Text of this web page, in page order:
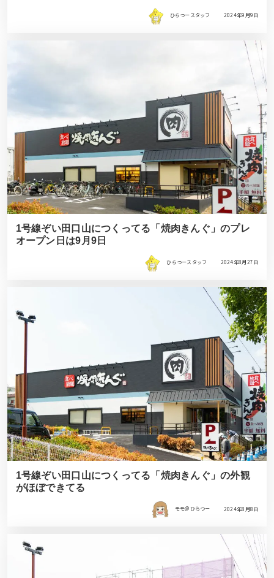
ひらつースタッフ 2024年9月9日
1号線ぞい田口山につくってる「焼肉きんぐ」のプレ
オープン日は9月9日
ひらつースタッフ 2024年8月27日
1号線ぞい田口山につくってる「焼肉きんぐ」の外観
がほぼできてる
モモ＠ひらつー 2024年8月8日